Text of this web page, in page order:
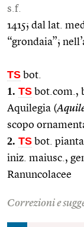
s.f.
1415; dal lat.
“grondaia”;
TS bot.
1. TS bot.com.,
Aquilegia (
scopo
2. TS bot.
iniz. maiusc.,
Ranuncolacee
Correzioni e